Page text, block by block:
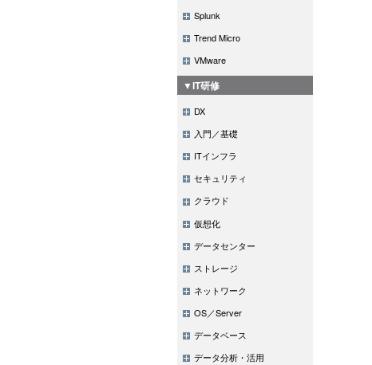
Splunk
Trend Micro
VMware
▼IT研修
DX
入門／基礎
ITインフラ
セキュリティ
クラウド
仮想化
データセンター
ストレージ
ネットワーク
OS／Server
データベース
データ分析・活用